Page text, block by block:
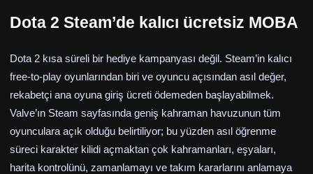
Dota 2 Steam’de kalıcı ücretsiz MOBA
Dota 2 kısa süreli bir hediye kampanyası değil. Steam’in kalıcı
free-to-play oyunlarından biri ve oyuncu açısından asıl değer,
rekabetçi ana oyuna giriş ücreti ödemeden başlayabilmek.
Valve’ın Steam sayfasında geniş kahraman havuzunun tüm
oyunculara açık olduğu belirtiliyor; bu yüzden asıl öğrenme
süreci karakter kilidi açmaktan çok kahramanları, eşyaları,
harita kontrolünü, zamanlamayı ve takım kararlarını anlamaya